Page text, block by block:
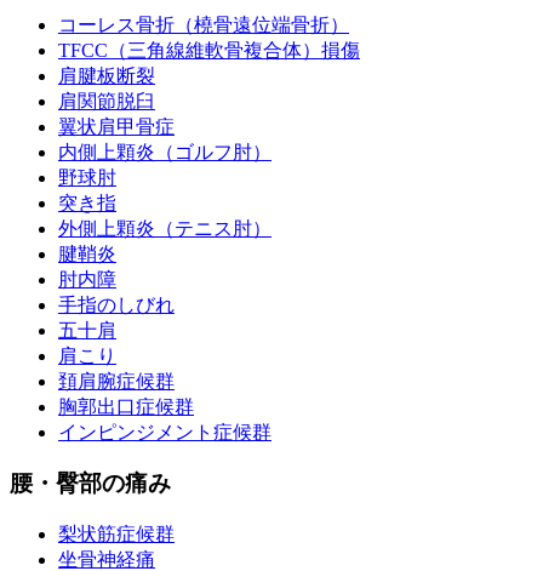
コーレス骨折（橈骨遠位端骨折）
TFCC（三角線維軟骨複合体）損傷
肩腱板断裂
肩関節脱臼
翼状肩甲骨症
内側上顆炎（ゴルフ肘）
野球肘
突き指
外側上顆炎（テニス肘）
腱鞘炎
肘内障
手指のしびれ
五十肩
肩こり
頚肩腕症候群
胸郭出口症候群
インピンジメント症候群
腰・臀部の痛み
梨状筋症候群
坐骨神経痛